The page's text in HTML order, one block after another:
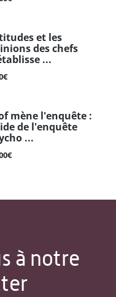
et les
des chefs
...
mène l'enquête :
de l'enquête
...
à notre